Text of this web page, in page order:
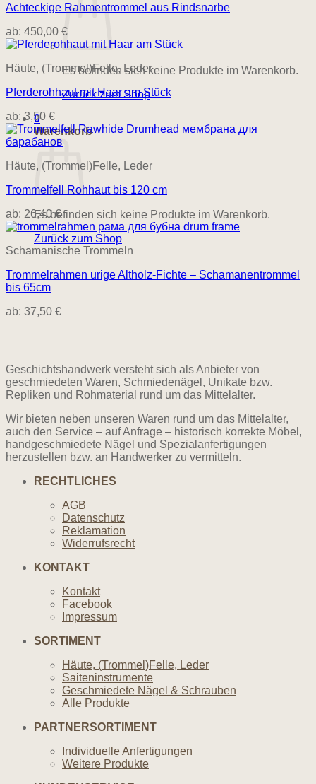
Es befinden sich keine Produkte im Warenkorb.
Zurück zum Shop
0
Warenkorb
Es befinden sich keine Produkte im Warenkorb.
Zurück zum Shop
Achteckige Rahmentrommel aus Rindsnarbe
ab: 450,00 €
Häute, (Trommel)Felle, Leder
Pferderohhaut mit Haar am Stück
ab:3,50 €
Häute, (Trommel)Felle, Leder
Trommelfell Rohhaut bis 120 cm
ab: 26,40€
Schamanische Trommeln
Trommelrahmen urige Altholz-Fichte – Schamanentrommel
bis 65cm
ab: 37,50 €
Geschichtshandwerk versteht sich als Anbieter von
geschmiedeten Waren, Schmiedenägel, Unikate bzw.
Repliken und Rohmaterial rund um das Mittelalter.
Wir bieten neben unseren Waren rund um das Mittelalter,
auch den Service – auf Anfrage – historisch korrekte Möbel,
handgeschmiedete Nägel und Spezialanfertigungen
herzustellen bzw. an Handwerker zu vermitteln.
RECHTLICHES
AGB
Datenschutz
Reklamation
Widerrufsrecht
KONTAKT
Kontakt
Facebook
Impressum
SORTIMENT
Häute, (Trommel)Felle, Leder
Saiteninstrumente
Geschmiedete Nägel & Schrauben
Alle Produkte
PARTNERSORTIMENT
Individuelle Anfertigungen
Weitere Produkte